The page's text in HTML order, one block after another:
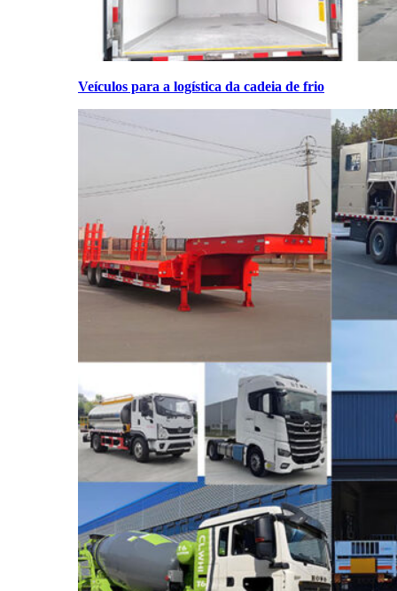
Veículos para a logística da cadeia de frio